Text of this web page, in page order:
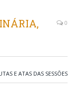
0
E ATAS DAS SESSÕES